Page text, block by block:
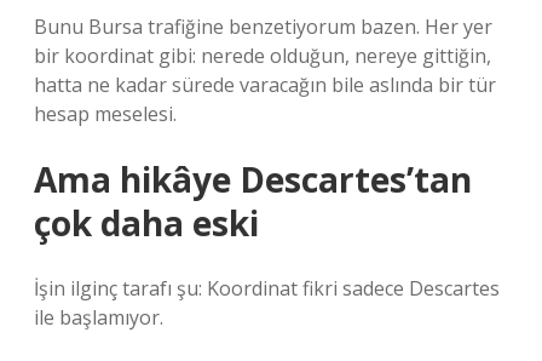
Bunu Bursa trafiğine benzetiyorum bazen. Her yer
bir koordinat gibi: nerede olduğun, nereye gittiğin,
hatta ne kadar sürede varacağın bile aslında bir tür
hesap meselesi.
Ama hikâye Descartes’tan
çok daha eski
İşin ilginç tarafı şu: Koordinat fikri sadece Descartes
ile başlamıyor.